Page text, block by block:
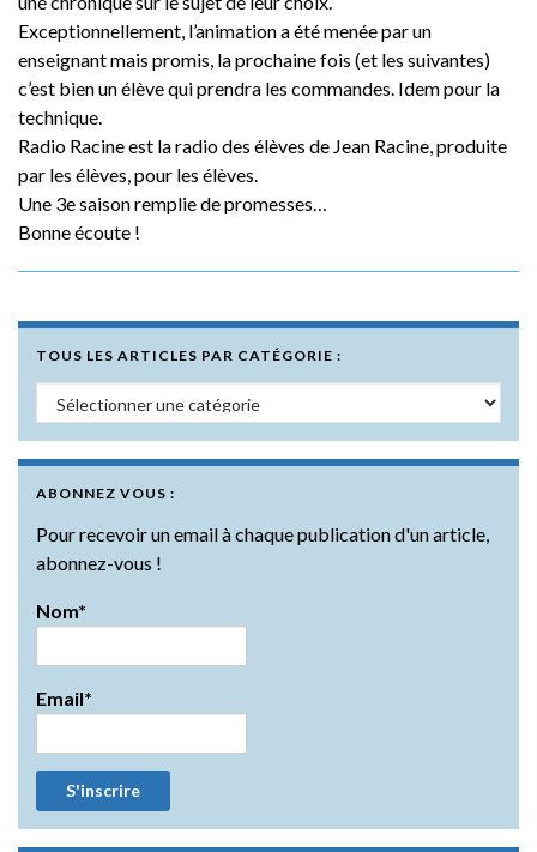
Exceptionnellement, l’animation a été menée par un
enseignant mais promis, la prochaine fois (et les suivantes)
c’est bien un élève qui prendra les commandes. Idem pour la
technique.
Radio Racine est la radio des élèves de Jean Racine, produite
par les élèves, pour les élèves.
Une 3e saison remplie de promesses…
Bonne écoute !
TOUS LES ARTICLES PAR CATÉGORIE :
Tous les articles par catégorie :
ABONNEZ VOUS :
Pour recevoir un email à chaque publication d'un article,
abonnez-vous !
Nom*
Email*